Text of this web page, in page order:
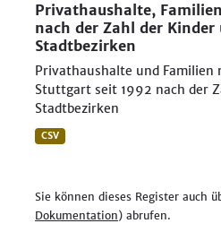
Privathaushalte,
nach der Zahl der Kinder
Stadtbezirken
Privathaushalte und Familien
Stuttgart seit 1992 nach der
Stadtbezirken
CSV
Sie können dieses Register auch
Dokumentation) abrufen.